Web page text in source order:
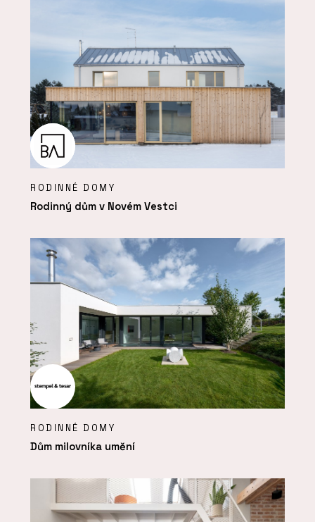
RODINNÉ DOMY
Rodinný dům v Novém Vestci
RODINNÉ DOMY
Dům milovníka umění